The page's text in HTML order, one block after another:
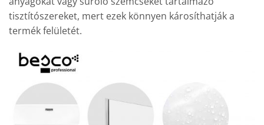
tisztítószereket, mert ezek könnyen károsíthatják a
termék felületét.